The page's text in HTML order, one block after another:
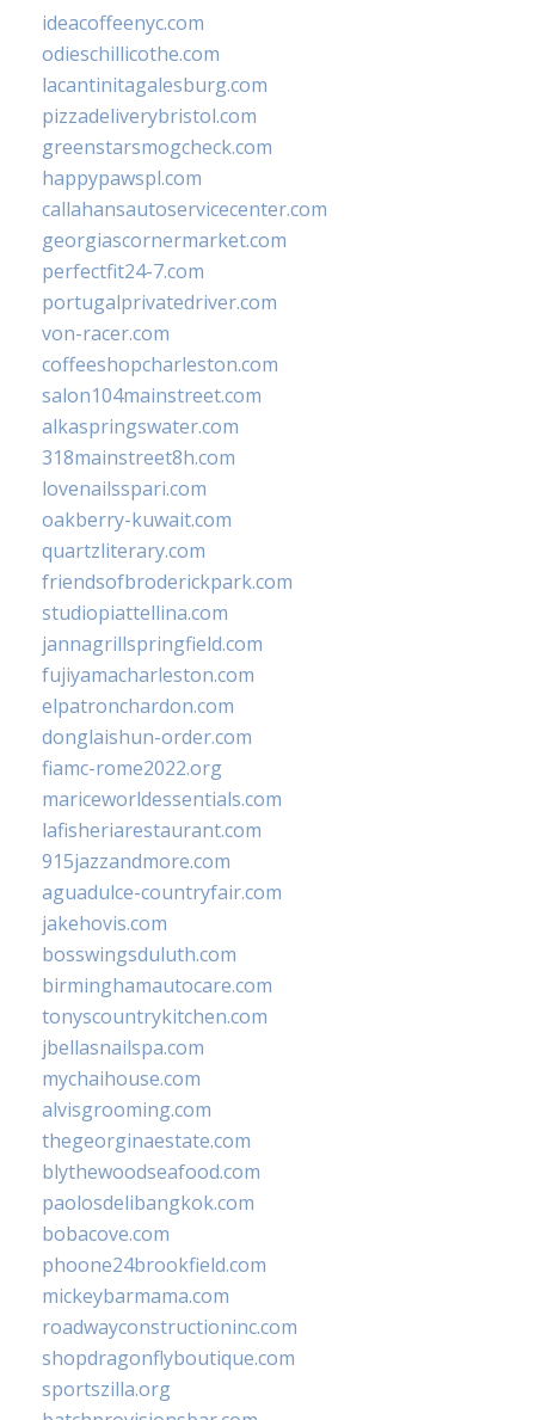
ideacoffeenyc.com
odieschillicothe.com
lacantinitagalesburg.com
pizzadeliverybristol.com
greenstarsmogcheck.com
happypawspl.com
callahansautoservicecenter.com
georgiascornermarket.com
perfectfit24-7.com
portugalprivatedriver.com
von-racer.com
coffeeshopcharleston.com
salon104mainstreet.com
alkaspringswater.com
318mainstreet8h.com
lovenailsspari.com
oakberry-kuwait.com
quartzliterary.com
friendsofbroderickpark.com
studiopiattellina.com
jannagrillspringfield.com
fujiyamacharleston.com
elpatronchardon.com
donglaishun-order.com
fiamc-rome2022.org
mariceworldessentials.com
lafisheriarestaurant.com
915jazzandmore.com
aguadulce-countryfair.com
jakehovis.com
bosswingsduluth.com
birminghamautocare.com
tonyscountrykitchen.com
jbellasnailspa.com
mychaihouse.com
alvisgrooming.com
thegeorginaestate.com
blythewoodseafood.com
paolosdelibangkok.com
bobacove.com
phoone24brookfield.com
mickeybarmama.com
roadwayconstructioninc.com
shopdragonflyboutique.com
sportszilla.org